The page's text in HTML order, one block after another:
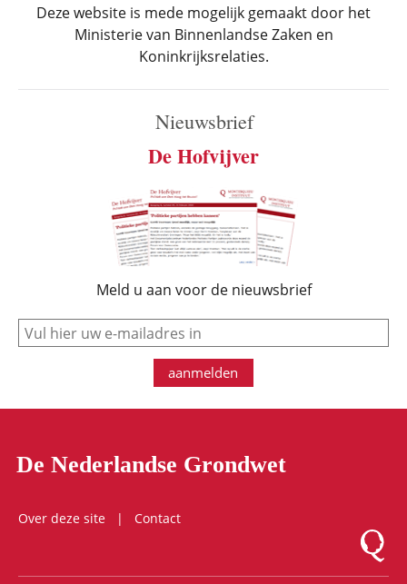
Deze website is mede mogelijk gemaakt door het
Ministerie van Binnenlandse Zaken en
Koninkrijksrelaties.
Nieuwsbrief
De Hofvijver
Meld u aan voor de nieuwsbrief
e-mail
aanmelden
De Nederlandse Grondwet
Over deze site
Contact
Logo